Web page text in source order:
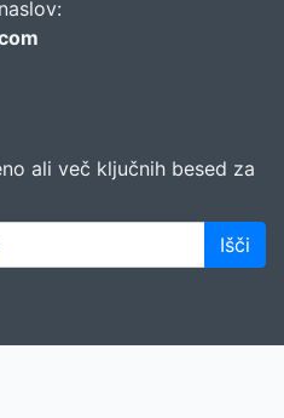
ali več ključnih besed za
Išči